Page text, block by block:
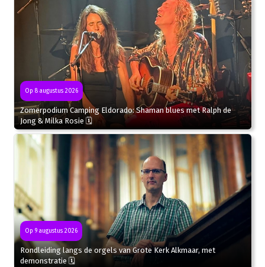
Op 8 augustus 2026
Zomerpodium Camping Eldorado: Shaman blues met Ralph de
Jong & Milka Rosie 🗓
Op 9 augustus 2026
Rondleiding langs de orgels van Grote Kerk Alkmaar, met
demonstratie 🗓